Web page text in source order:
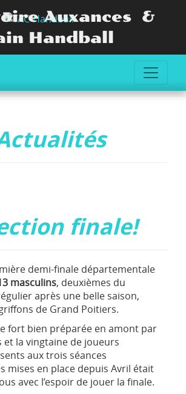
Auxances &
Handball
finale!
demi-finale départementale
masculins, deuxièmes du
après une belle saison,
de Grand Poitiers.
fort bien préparée en amont par
et la vingtaine de joueurs
aux trois séances
mises en place depuis Avril était
avec l’espoir de jouer la finale.